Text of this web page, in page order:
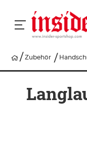
RACING
Zubehör